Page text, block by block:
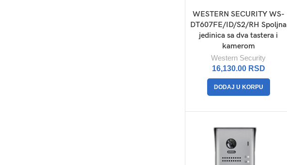
WESTERN SECURITY WS-
DT607FE/ID/S2/RH Spoljna
jedinica sa dva tastera i
kamerom
Western Security
16,130.00 RSD
DODAJ U KORPU